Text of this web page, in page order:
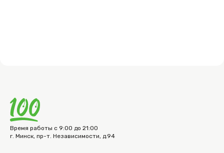
Время работы с 9:00 до 21:00
г. Минск, пр-т. Независимости, д.94